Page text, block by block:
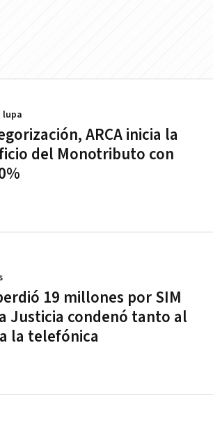
ARCA inicia la
del Monotributo con
lupa
19 millones por SIM
Justicia condenó tanto al
la telefónica